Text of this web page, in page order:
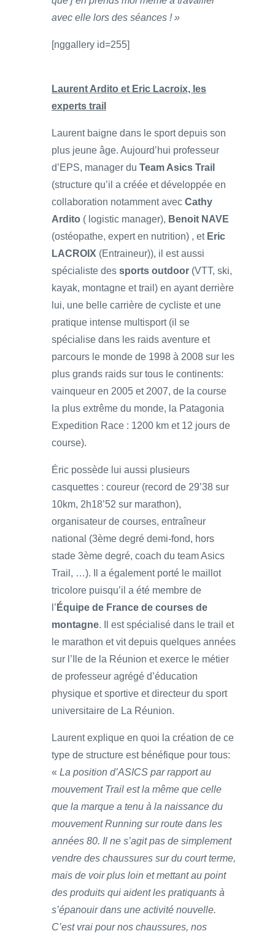
avec elle lors des séances ! »
[nggallery id=255]
Laurent Ardito et Eric Lacroix, les
experts trail
Laurent baigne dans le sport depuis son
plus jeune âge. Aujourd’hui professeur
d’EPS, manager du Team Asics Trail
(structure qu’il a créée et développée en
collaboration notamment avec Cathy
Ardito ( logistic manager), Benoit NAVE
(ostéopathe, expert en nutrition) , et Eric
LACROIX (Entraineur)), il est aussi
spécialiste des sports outdoor (VTT, ski,
kayak, montagne et trail) en ayant derrière
lui, une belle carrière de cycliste et une
pratique intense multisport (il se
spécialise dans les raids aventure et
parcours le monde de 1998 à 2008 sur les
plus grands raids sur tous le continents:
vainqueur en 2005 et 2007, de la course
la plus extrême du monde, la Patagonia
Expedition Race : 1200 km et 12 jours de
course).
Éric possède lui aussi plusieurs
casquettes : coureur (record de 29’38 sur
10km, 2h18’52 sur marathon),
organisateur de courses, entraîneur
national (3ème degré demi-fond, hors
stade 3ème degré, coach du team Asics
Trail, …). Il a également porté le maillot
tricolore puisqu’il a été membre de
l’ Équipe de France de courses de
montagne. Il est spécialisé dans le trail et
le marathon et vit depuis quelques années
sur l’Ile de la Réunion et exerce le métier
de professeur agrégé d’éducation
physique et sportive et directeur du sport
universitaire de La Réunion.
Laurent explique en quoi la création de ce
type de structure est bénéfique pour tous:
« La position d’ASICS par rapport au
mouvement Trail est la même que celle
que la marque a tenu à la naissance du
mouvement Running sur route dans les
années 80. Il ne s’agit pas de simplement
vendre des chaussures sur du court terme,
mais de voir plus loin et mettant au point
des produits qui aident les pratiquants à
s’épanouir dans une activité nouvelle.
C’est vrai pour nos chaussures, nos